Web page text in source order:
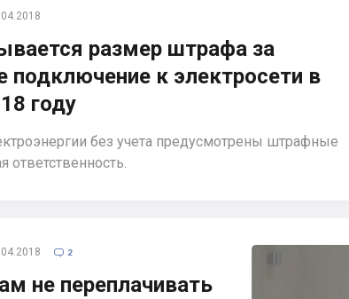
размер штрафа за
подключение к электросети в
году
без учета предусмотрены штрафные
ответственность.
 2
не переплачивать